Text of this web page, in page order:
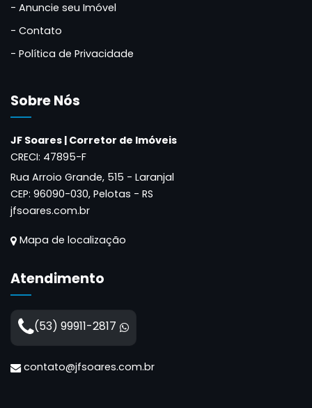
Anuncie seu Imóvel
Contato
Política de Privacidade
Sobre Nós
JF Soares | Corretor de Imóveis
CRECI: 47895-F
Rua Arroio Grande, 515 - Laranjal
CEP: 96090-030, Pelotas - RS
jfsoares.com.br
Mapa de localização
Atendimento
(53) 99911-2817
contato@jfsoares.com.br